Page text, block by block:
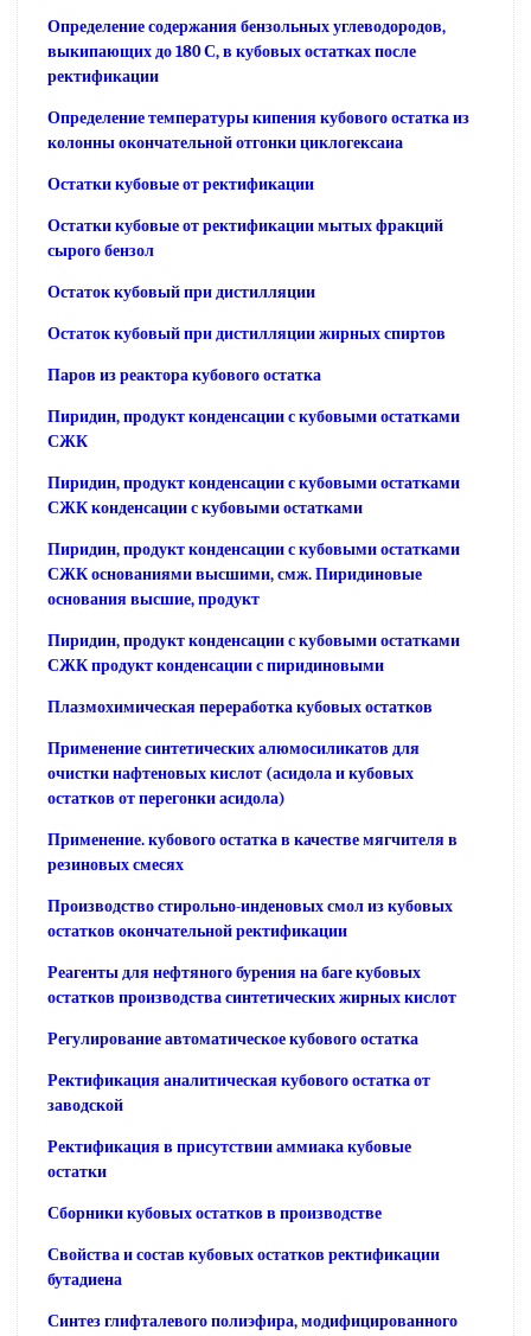
Определение содержания бензольных углеводородов,
выкипающих до 180 С, в кубовых остатках после
ректификации
Определение температуры кипения кубового остатка из
колонны окончательной отгонки циклогексаиа
Остатки кубовые от ректификации
Остатки кубовые от ректификации мытых фракций
сырого бензол
Остаток кубовый при дистилляции
Остаток кубовый при дистилляции жирных спиртов
Паров из реактора кубового остатка
Пиридин, продукт конденсации с кубовыми остатками
СЖК
Пиридин, продукт конденсации с кубовыми остатками
СЖК конденсации с кубовыми остатками
Пиридин, продукт конденсации с кубовыми остатками
СЖК основаниями высшими, смж. Пиридиновые
основания высшие, продукт
Пиридин, продукт конденсации с кубовыми остатками
СЖК продукт конденсации с пиридиновыми
Плазмохимическая переработка кубовых остатков
Применение синтетических алюмосиликатов для
очистки нафтеновых кислот (асидола и кубовых
остатков от перегонки асидола)
Применение. кубового остатка в качестве мягчителя в
резиновых смесях
Производство стирольно-инденовых смол из кубовых
остатков окончательной ректификации
Реагенты для нефтяного бурения на баге кубовых
остатков производства синтетических жирных кислот
Регулирование автоматическое кубового остатка
Ректификация аналитическая кубового остатка от
заводской
Ректификация в присутствии аммиака кубовые
остатки
Сборники кубовых остатков в производстве
Свойства и состав кубовых остатков ректификации
бутадиена
Синтез глифталевого полиэфира, модифицированного